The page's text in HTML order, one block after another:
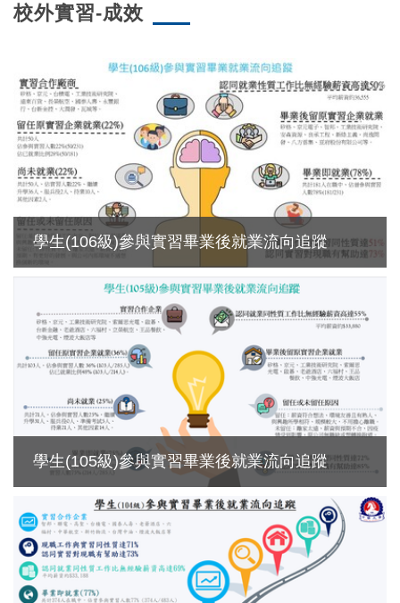
校外實習-成效
學生(106級)參與實習畢業後就業流向追蹤
學生(105級)參與實習畢業後就業流向追蹤